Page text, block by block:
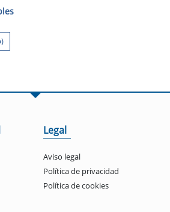
Legal
Aviso legal
Política de privacidad
Política de cookies